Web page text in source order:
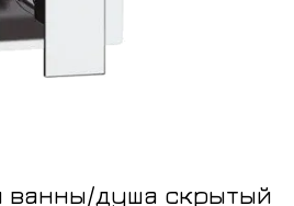
ванны/душа скрытый